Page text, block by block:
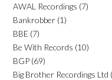
AWAL Recordings (7)
Bankrobber (1)
BBE (7)
Be With Records (10)
BGP (69)
Big Brother Recordings Ltd